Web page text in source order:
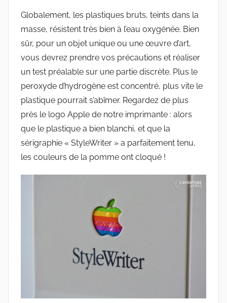
Globalement, les plastiques bruts, teints dans la
masse, résistent très bien à l’eau oxygénée. Bien
sûr, pour un objet unique ou une œuvre d’art,
vous devrez prendre vos précautions et réaliser
un test préalable sur une partie discrète. Plus le
peroxyde d’hydrogène est concentré, plus vite le
plastique pourrait s’abîmer. Regardez de plus
près le logo Apple de notre imprimante : alors
que le plastique a bien blanchi, et que la
sérigraphie « StyleWriter » a parfaitement tenu,
les couleurs de la pomme ont cloqué !